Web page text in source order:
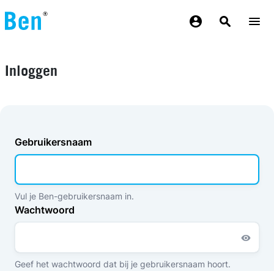
Inloggen
Gebruikersnaam
Vul je Ben-gebruikersnaam in.
Wachtwoord
Geef het wachtwoord dat bij je gebruikersnaam hoort.